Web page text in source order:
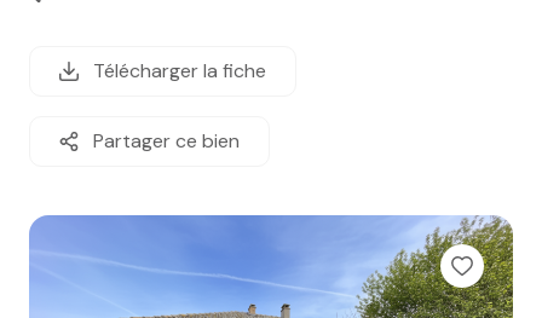
vendus
estimation
Télécharger la fiche
Partager ce bien